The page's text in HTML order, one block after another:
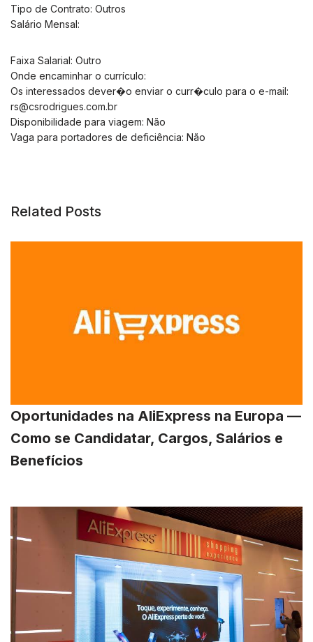
Tipo de Contrato: Outros
Salário Mensal:
Faixa Salarial: Outro
Onde encaminhar o currículo:
Os interessados dever�o enviar o curr�culo para o e-mail:
rs@csrodrigues.com.br
Disponibilidade para viagem: Não
Vaga para portadores de deficiência: Não
Related Posts
Oportunidades na AliExpress na Europa —
Como se Candidatar, Cargos, Salários e
Benefícios